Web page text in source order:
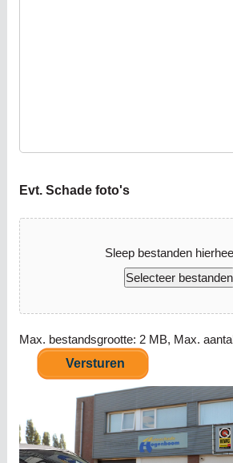
Evt. Schade foto's
Sleep bestanden
Selecteer bestanden
Max. bestandsgrootte: 2 MB, Max.